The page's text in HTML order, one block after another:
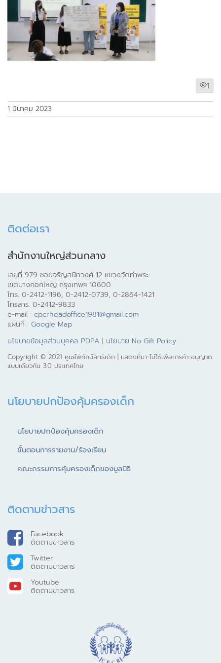
1
1 มีนาคม 2023
ติดต่อเรา
สำนักงานใหญ่ส่วนกลาง
เลขที่ 979 ซอยจรัญสนิทวงศ์ 12 แขวงวัดท่าพระ
เขตบางกอกใหญ่ กรุงเทพฯ 10600
โทร. 0-2412-1196, 0-2412-0739, 0-2864-1421
โทรสาร. 0-2412-9833
e-mail : cpcrheadoffice1981@gmail.com
แผนที่ : Google Map
นโยบายข้อมูลส่วนบุคคล PDPA | นโยบาย No Gift Policy
Copyright © 2021 ศูนย์พิทักษ์สิทธิเด็ก | แสดงที่มา-ไม่ใช้เพื่อการค้า-อนุญาต
แบบเดียวกัน 3.0 ประเทศไทย
นโยบายปกป้องคุ้มครองเด็ก
นโยบายปกป้องคุ้มครองเด็ก
ขั้นตอนการรายงาน/ร้องเรียน
คณะกรรมการคุ้มครองเด็กของมูลนิธิ
ติดตามข่าวสาร
Facebook
ติดตามข่าวสาร
Twitter
ติดตามข่าวสาร
Youtube
ติดตามข่าวสาร